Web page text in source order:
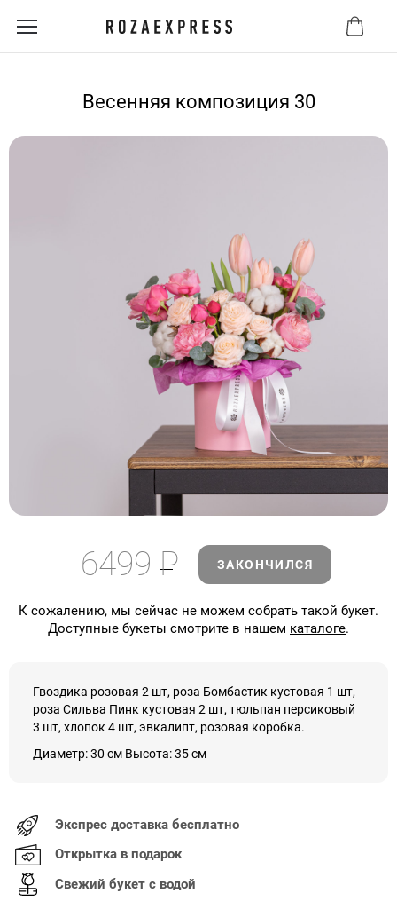
Весенняя композиция 30
6499Р ЗАКОНЧИЛСЯ
К сожалению, мы сейчас не можем собрать такой букет.
Доступные букеты смотрите в нашем каталоге.
Гвоздика розовая 2 шт, роза Бомбастик кустовая 1 шт,
роза Сильва Пинк кустовая 2 шт, тюльпан персиковый
3 шт, хлопок 4 шт, эвкалипт, розовая коробка.
Диаметр: 30 см Высота: 35 см
Экспрес доставка бесплатно
Открытка в подарок
Свежий букет с водой